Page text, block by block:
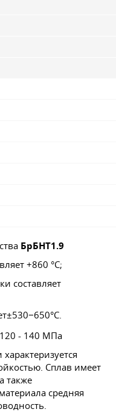
БрБНТ1.9
+860 °C;
составляет
- 140 МПа
Сплав имеет
также
средняя